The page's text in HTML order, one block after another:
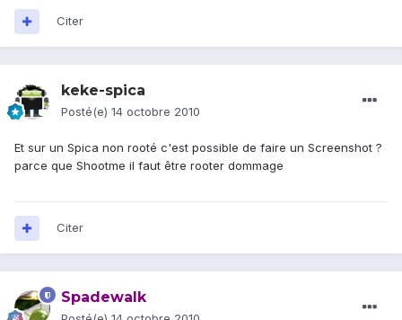
Citer
keke-spica
Posté(e) 14 octobre 2010
Et sur un Spica non rooté c'est possible de faire un Screenshot ?
parce que Shootme il faut être rooter dommage
Citer
Spadewalk